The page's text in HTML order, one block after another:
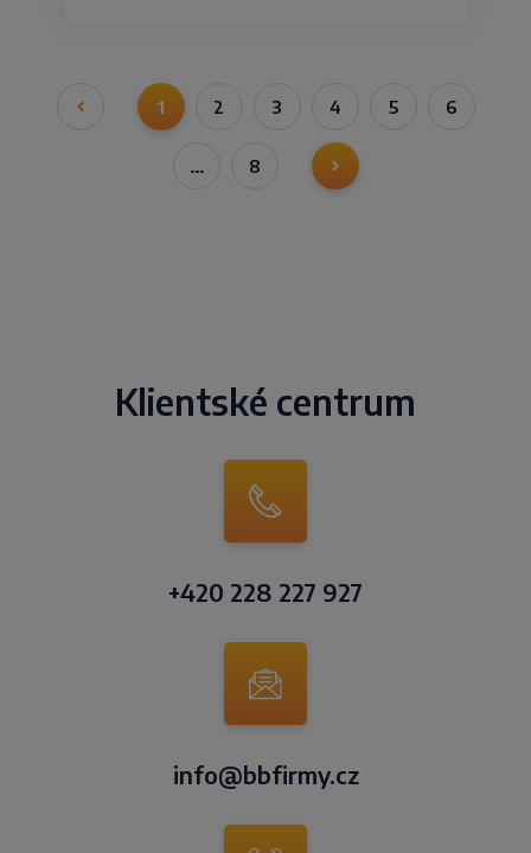
1 2 3 4 5 6
… 8
Klientské centrum
+420 228 227 927
info@bbfirmy.cz